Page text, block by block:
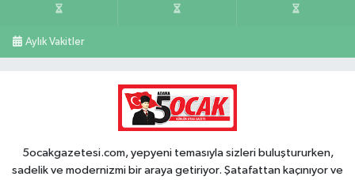
Aylık Vakitler
5ocakgazetesi.com, yepyeni temasıyla sizleri buluştururken,
sadelik ve modernizmi bir araya getiriyor. Şatafattan kaçınıyor ve